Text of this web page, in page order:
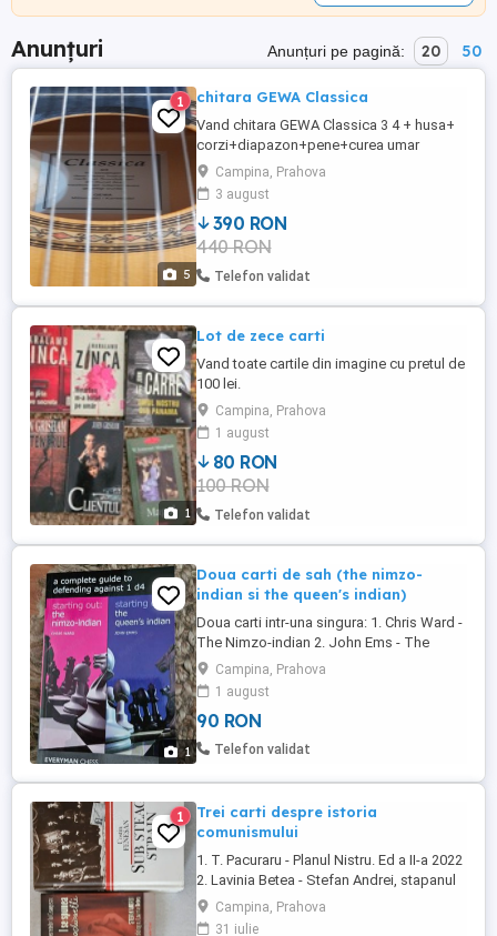
Anunțuri Anunțuri pe pagină: 20 50
5
1 chitara GEWA Classica
Vand chitara GEWA Classica 3 4 + husa+
corzi+diapazon+pene+curea umar
Fender.Exclus livrare prin curier, fiind
obiect fragil.
Campina, Prahova
3 august
390 RON
440 RON
Telefon validat
1
Lot de zece carti
Vand toate cartile din imagine cu pretul de
100 lei.
Campina, Prahova
1 august
80 RON
100 RON
Telefon validat
1
Doua carti de sah (the nimzo-
indian si the queen's indian)
Doua carti intr-una singura: 1. Chris Ward -
The Nimzo-indian 2. John Ems - The
Queen's indian Stare excelenta.
Campina, Prahova
1 august
90 RON
Telefon validat
1
Trei carti despre istoria
comunismului
1. T. Pacuraru - Planul Nistru. Ed a II-a 2022
2. Lavinia Betea - Stefan Andrei, stapanul
secretelor lui Ceausescu. 2011 3. Costin
Fenesan - Sub steag strain. Ed.
Campina, Prahova
31 iulie